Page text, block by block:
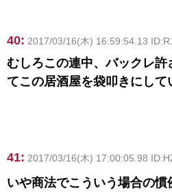
40: 2017/03/16(木) 16:59:54.13
むしろこの連中、バックレ許
てこの居酒屋を袋叩きにし
41: 2017/03/16(木) 17:00:05.98
いや商法でこういう場合の